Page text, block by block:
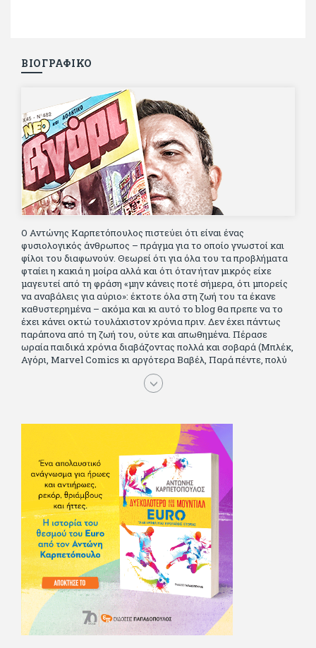
ΒΙΟΓΡΑΦΙΚΟ
Ο Αντώνης Καρπετόπουλος πιστεύει ότι είναι ένας
φυσιολογικός άνθρωπος – πράγμα για το οποίο γνωστοί και
φίλοι του διαφωνούν. Θεωρεί ότι για όλα του τα προβλήματα
φταίει η κακιά η μοίρα αλλά και ότι όταν ήταν μικρός είχε
μαγευτεί από τη φράση «μην κάνεις ποτέ σήμερα, ότι μπορείς
να αναβάλεις για αύριο»: έκτοτε όλα στη ζωή του τα έκανε
καθυστερημένα – ακόμα και κι αυτό το blog θα πρεπε να το
έχει κάνει οκτώ τουλάχιστον χρόνια πριν. Δεν έχει πάντως
παράπονα από τη ζωή του, ούτε και απωθημένα. Πέρασε
ωραία παιδικά χρόνια διαβάζοντας πολλά και σοβαρά (Μπλέκ,
Αγόρι, Μarvel Comics κι αργότερα Βαβέλ, Παρά πέντε, πολύ
Αλέξανδρο Δουμά και αρκετό Ιούλιο Βέρν πριν τον κερδίσουν
τα αστυνομικά), απέκτησε τους σωστούς φίλους κυρίως γιατί
ταινίες κι έγραφε και στο περιοδικό Σινεμά, είχε κάποιες
αισθηματικές περιπέτειες που σκόρπισαν γέλιο στους φίλους
του - αν όχι και στον ίδιο. Πήγε στρατό κανονικά στα σύνορα
και διατήρησε μια καλή σχέση με την οικογένεια του, την
οποία αισθάνεται πως διάφορες φορές έφερε σε δύσκολη
θέση. Κείμενο με την υπογραφή του πρωτοδημοσιεύτηκε στο
Φίλαθλο το 1992. Επέστρεψε οριστικά στην Ελλάδα το 1998,
δούλεψε για πολλούς (αφού δυσκολεύεται να πει όχι), και
κάποιοι, αν όχι και όλοι, τον πλήρωσαν κι έμειναν και
ευχαριστημένοι από τη συνεργασία. Σήμερα πλέον εργάζεται
στον Sport Fm (όπου έχει κλείσει εικοσαετία) και στη
Sportday. Επαίρεται ότι λίγοι έχουν δει περισσότερο
ποδόσφαιρο από τον ίδιο και θεωρεί τον εαυτό του τυχερό
γιατί είναι μέλος της γενιάς που απόλαυσε τους μεγαλύτερους
σε όλα τα σπορ. Δεν είναι παντρεμένος, αλλά θαυμάζει όσους
βρίσκουν το κουράγιο να το κάνουν. Αντίθετα από πολλούς
φίλους του δεν πληρώνει διατροφές. Ελπίζει ότι δεν έχει
παιδιά. Απειλεί ότι θα γράφει όσο υπάρχουν άνθρωποι που